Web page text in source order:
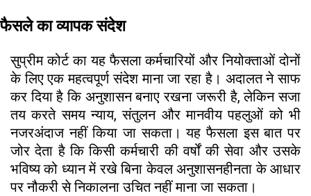
फैसले का व्यापक संदेश
सुप्रीम कोर्ट का यह फैसला कर्मचारियों और नियोक्ताओं दोनों
के लिए एक महत्वपूर्ण संदेश माना जा रहा है। अदालत ने साफ
कर दिया है कि अनुशासन बनाए रखना जरूरी है, लेकिन सजा
तय करते समय न्याय, संतुलन और मानवीय पहलुओं को भी
नजरअंदाज नहीं किया जा सकता। यह फैसला इस बात पर
जोर देता है कि किसी कर्मचारी की वर्षों की सेवा और उसके
भविष्य को ध्यान में रखे बिना केवल अनुशासनहीनता के आधार
पर नौकरी से निकालना उचित नहीं माना जा सकता।